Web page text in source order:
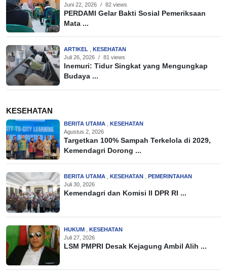
Juni 22, 2026 / 82 views
PERDAMI Gelar Bakti Sosial Pemeriksaan
Mata ...
ARTIKEL
KESEHATAN
Juli 26, 2026 / 81 views
Inemuri: Tidur Singkat yang Mengungkap
Budaya ...
KESEHATAN
BERITA UTAMA
KESEHATAN
Agustus 2, 2026
Targetkan 100% Sampah Terkelola di 2029,
Kemendagri Dorong ...
BERITA UTAMA KESEHATAN
PEMERINTAHAN
Juli 30, 2026
Kemendagri dan Komisi II DPR RI ...
HUKUM
KESEHATAN
Juli 27, 2026
LSM PMPRI Desak Kejagung Ambil Alih ...